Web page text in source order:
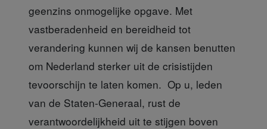
geenzins onmogelijke opgave. Met
vastberadenheid en bereidheid tot
verandering kunnen wij de kansen benutten
om Nederland sterker uit de crisistijden
tevoorschijn te laten komen. Op u, leden
van de Staten-Generaal, rust de
verantwoordelijkheid uit te stijgen boven